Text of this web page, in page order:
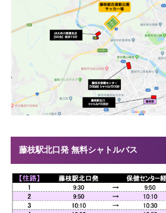
藤枝駅北口発 無料シャトルバス